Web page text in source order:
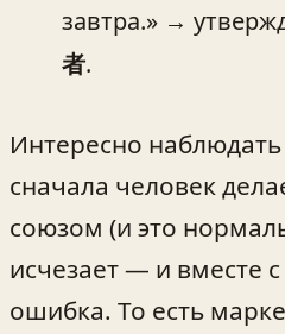
завтра.» →
者.
Интересно
сначала человек
союзом (и это
исчезает — и вместе
ошибка. То есть